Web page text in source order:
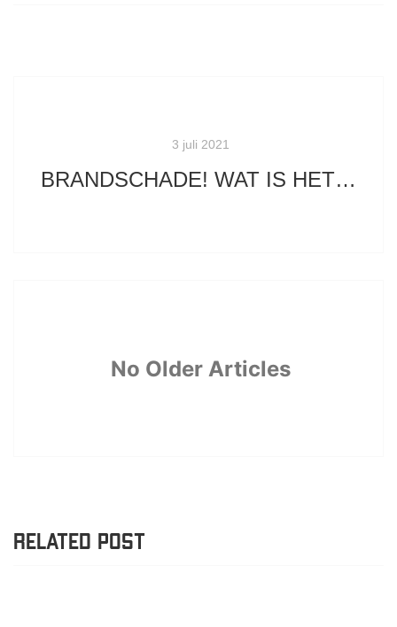
3 juli 2021
BRANDSCHADE! WAT IS HET ÉN WAT KAN JE ERAAN DOEN?
No Older Articles
RELATED POST